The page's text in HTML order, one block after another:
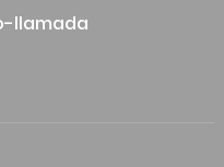
llamada